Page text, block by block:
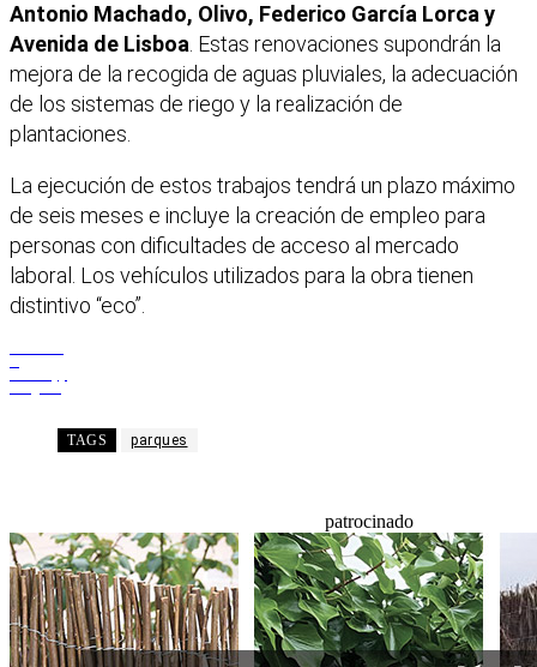
Antonio Machado, Olivo, Federico García Lorca y
Avenida de Lisboa. Estas renovaciones supondrán la
mejora de la recogida de aguas pluviales, la adecuación
de los sistemas de riego y la realización de
plantaciones.
La ejecución de estos trabajos tendrá un plazo máximo
de seis meses e incluye la creación de empleo para
personas con dificultades de acceso al mercado
laboral. Los vehículos utilizados para la obra tienen
distintivo “eco”.
TAGS parques
patrocinado